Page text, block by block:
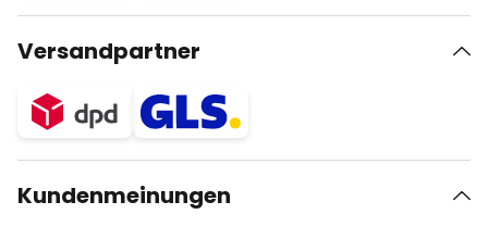
Versandpartner
Kundenmeinungen